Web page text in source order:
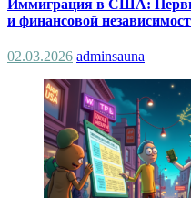
Иммиграция в США:
и финансовой
02.03.2026 adminsauna